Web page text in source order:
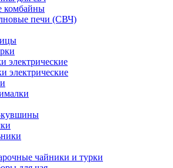
комбайны
печи (СВЧ)
электрические
электрические
чайники и турки